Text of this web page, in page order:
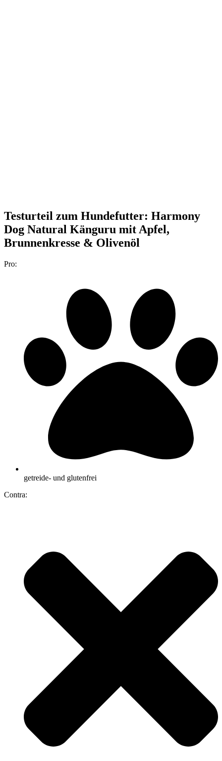
Testurteil zum Hundefutter: Harmony
Dog Natural Känguru mit Apfel,
Brunnenkresse & Olivenöl
Pro:
getreide- und glutenfrei
Contra: